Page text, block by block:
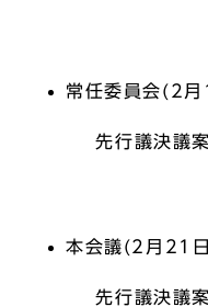
常任委員会(2
先行議決議案
本会議(2月21
先行議決議案